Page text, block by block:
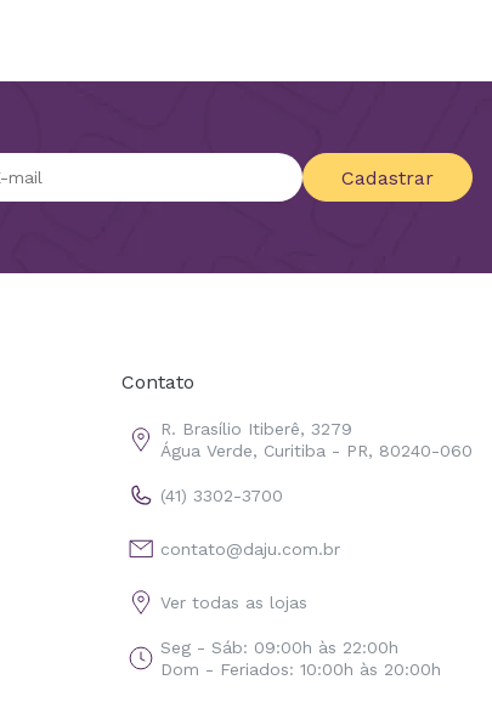
Cadastrar
Contato
R. Brasílio Itiberê, 3279
Água Verde, Curitiba - PR, 80240-060
(41) 3302-3700
contato@daju.com.br
Ver todas as lojas
Seg - Sáb: 09:00h às 22:00h
Dom - Feriados: 10:00h às 20:00h